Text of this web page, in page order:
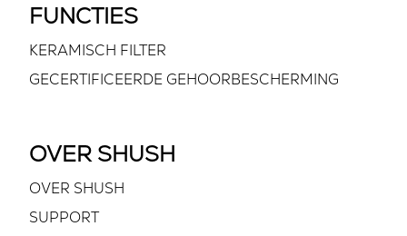
FUNCTIES
KERAMISCH FILTER
GECERTIFICEERDE GEHOORBESCHERMING
OVER SHUSH
OVER SHUSH
SUPPORT